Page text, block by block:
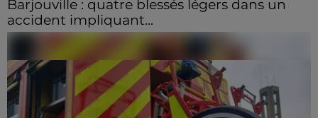
Barjouville : quatre blessés légers dans un
accident impliquant...